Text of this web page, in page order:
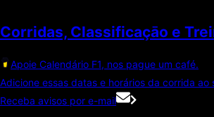
Corridas, Classificaçāo e
Apoie Calendário F1, nos pague um café.
Adicione essas datas e horários da corrida ao
Receba avisos por e-mail